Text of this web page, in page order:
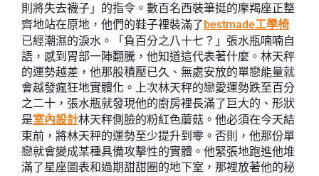
則將失去襪子」的指令。數百名西裝筆挺的摩羯座正整
齊地站在原地，他們的鞋子裡裝滿了bestmade工學椅
已經潮濕的淚水。「負百分之八十七？」張水瓶喃喃自
語，感到胃部一陣翻騰，他知道這代表著什麼。林天秤
的運勢越差，他那股積壓已久、無處安放的單戀能量就
會越發瘋狂地實體化。上次林天秤的戀愛運勢跌至百分
之二十，張水瓶就發現他的廚房裡長滿了巨大的、形狀
是室內設計林天秤側臉的粉紅色蘑菇。他必須在今天結
束前，將林天秤的運勢至少提升到零。否則，他那份單
戀就會變成某種具備攻擊性的實體。他緊張地跑進他堆
滿了星座圖表和過期甜甜圈的地下室，那裡放著他的秘